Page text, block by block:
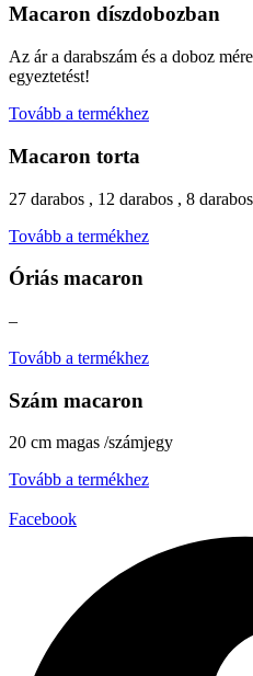
Macaron díszdobozban
Az ár a darabszám és a doboz
egyeztetést!
Tovább a termékhez
Macaron torta
27 darabos , 12 darabos , 8 darabos
Tovább a termékhez
Óriás macaron
–
Tovább a termékhez
Szám macaron
20 cm magas /számjegy
Tovább a termékhez
Facebook